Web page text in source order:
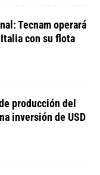
Tecnam operará
con su flota
producción del
inversión de USD